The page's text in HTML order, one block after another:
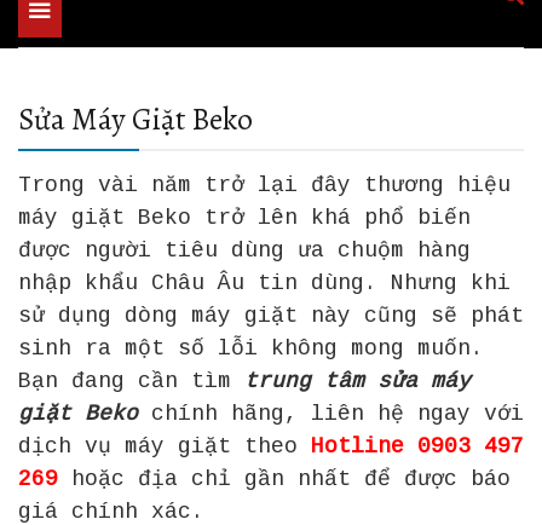
Toggle
navigation
Sửa Máy Giặt Beko
Trong vài năm trở lại đây thương hiệu
máy giặt Beko trở lên khá phổ biến
được người tiêu dùng ưa chuộm hàng
nhập khẩu Châu Âu tin dùng. Nhưng khi
sử dụng dòng máy giặt này cũng sẽ phát
sinh ra một số lỗi không mong muốn.
Bạn đang cần tìm
trung tâm sửa máy
giặt Beko chính hãng, liên hệ ngay với
dịch vụ máy giặt theo Hotline 0903 497
269 hoặc địa chỉ gần nhất để được báo
giá chính xác.